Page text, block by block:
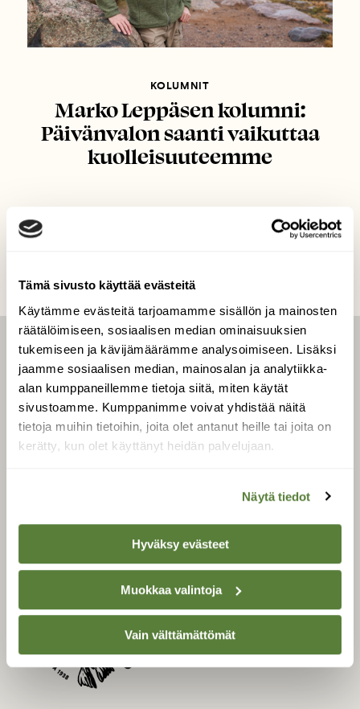
Tämä sivusto käyttää evästeitä
Käytämme evästeitä tarjoamamme sisällön ja mainosten
räätälöimiseen, sosiaalisen median ominaisuuksien
tukemiseen ja kävijämäärämme analysoimiseen. Lisäksi
jaamme sosiaalisen median, mainosalan ja analytiikka-
alan kumppaneillemme tietoja siitä, miten käytät
sivustoamme. Kumppanimme voivat yhdistää näitä
tietoja muihin tietoihin, joita olet antanut heille tai joita on
kerätty, kun olet käyttänyt heidän palvelujaan.
Näytä tiedot
Hyväksy evästeet
Muokkaa valintoja
Vain välttämättömät
KOLUMNIT
Marko Leppäsen kolumni:
Päivänvalon saanti vaikuttaa
kuolleisuuteemme
LEHTI
Uusin lehti
Tilaa Suomen Luonto
Tilaa digilukuoikeus
Äänestä parasta juttua
SUOJELU­LIITTO
Suomen Luonto -lehden
kustantaja onSuomen
luonnonsuojelu­liitto